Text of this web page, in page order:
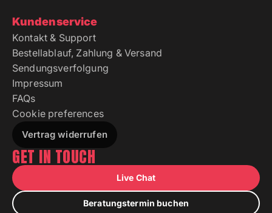
Kundenservice
Kontakt & Support
Bestellablauf, Zahlung & Versand
Sendungsverfolgung
Impressum
FAQs
Cookie preferences
Vertrag widerrufen
GET IN TOUCH
Live Chat
Beratungstermin buchen